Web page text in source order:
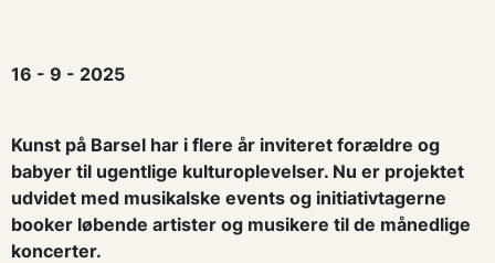
16 - 9 - 2025
Kunst på Barsel har i flere år inviteret forældre og
babyer til ugentlige kulturoplevelser. Nu er projektet
udvidet med musikalske events og initiativtagerne
booker løbende artister og musikere til de månedlige
koncerter.